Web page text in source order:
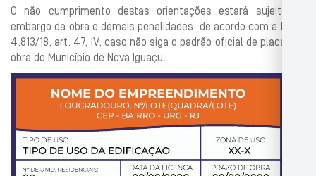
O não cumprimento destas orientações estará sujeito ao
embargo da obra e demais penalidades, de acordo com a Lei nº
4.813/18, art. 47, IV, caso não siga o padrão oficial de placas de
obra do Município de Nova Iguaçu.